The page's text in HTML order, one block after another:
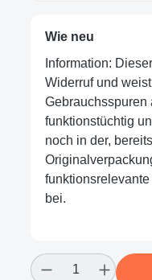
Wie neu
Information:
Widerruf und
Gebrauchsspuren
funktionstüchtig
noch in der,
bei.
Produkt